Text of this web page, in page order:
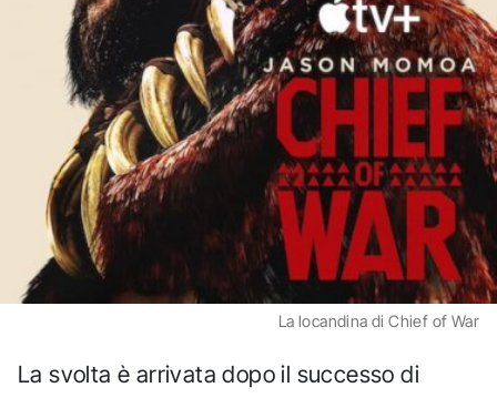
La locandina di Chief of War
La svolta è arrivata dopo il successo di